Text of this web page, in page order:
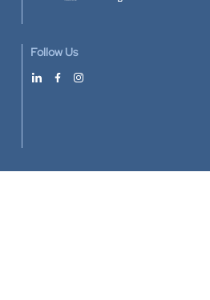
Accepted payment methods
Follow Us